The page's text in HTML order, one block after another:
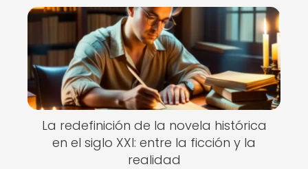
La redefinición de la novela histórica
en el siglo XXI: entre la ficción y la
realidad